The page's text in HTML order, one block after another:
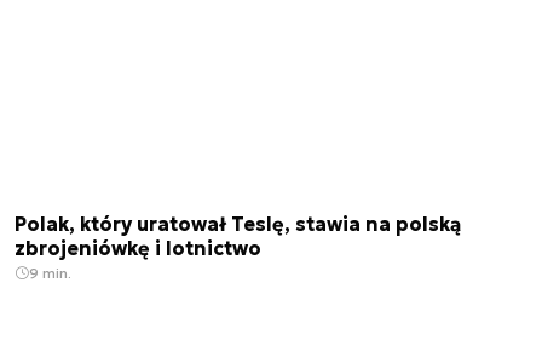
Polak, który uratował Teslę, stawia na polską
zbrojeniówkę i lotnictwo
9 min.